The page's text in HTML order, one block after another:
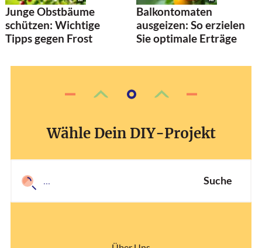
Junge Obstbäume
schützen: Wichtige
Tipps gegen Frost
Balkontomaten
ausgeizen: So erzielen
Sie optimale Erträge
Wähle Dein DIY-Projekt
Suche